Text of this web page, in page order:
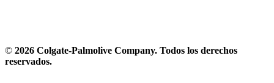
© 2026 Colgate-Palmolive Company. Todos los derechos
reservados.